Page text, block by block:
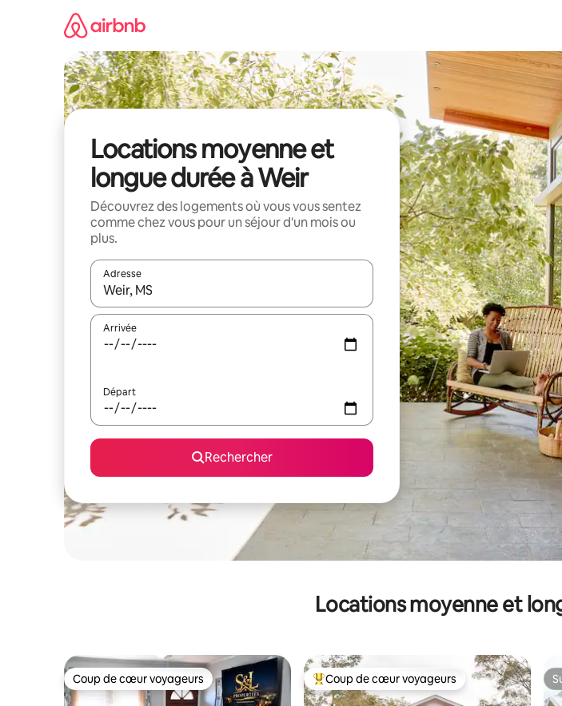
Locations moyenne et
longue durée à Weir
Découvrez des logements où vous vous sentez
comme chez vous pour un séjour d'un mois ou
plus.
Adresse
Lorsque les résultats s'affichent, utilisez les flèches vers le haut et vers le bas pour les
Arrivée
Départ
Rechercher
Locations moyenne et
Coup de cœur voyageurs
Coup de cœur voyageurs Coups de cœur voyageurs les plus appréciés
Coup de cœur voyageurs